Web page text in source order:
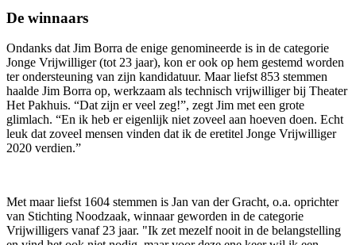
De winnaars
Ondanks dat Jim Borra de enige genomineerde is in de categorie
Jonge Vrijwilliger (tot 23 jaar), kon er ook op hem gestemd worden
ter ondersteuning van zijn kandidatuur. Maar liefst 853 stemmen
haalde Jim Borra op, werkzaam als technisch vrijwilliger bij Theater
Het Pakhuis. “Dat zijn er veel zeg!”, zegt Jim met een grote
glimlach. “En ik heb er eigenlijk niet zoveel aan hoeven doen. Echt
leuk dat zoveel mensen vinden dat ik de eretitel Jonge Vrijwilliger
2020 verdien.”
Met maar liefst 1604 stemmen is Jan van der Gracht, o.a. oprichter
van Stichting Noodzaak, winnaar geworden in de categorie
Vrijwilligers vanaf 23 jaar. "Ik zet mezelf nooit in de belangstelling